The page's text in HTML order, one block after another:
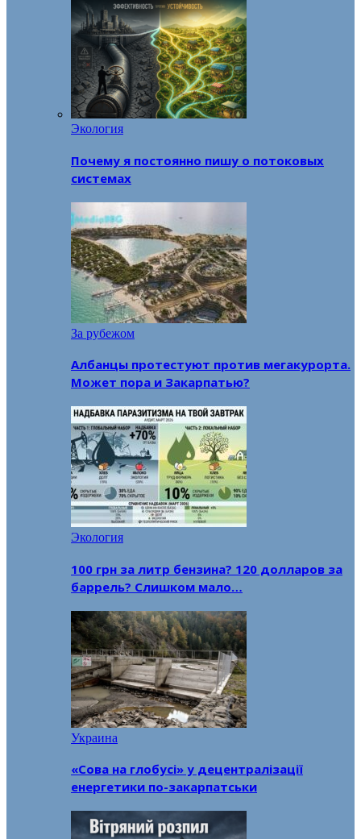
Экология
Почему я постоянно пишу о потоковых
системах
За рубежом
Албанцы протестуют против мегакурорта.
Может пора и Закарпатью?
Экология
100 грн за литр бензина? 120 долларов за
баррель? Слишком мало…
Украина
«Сова на глобусі» у децентралізації
енергетики по-закарпатськи